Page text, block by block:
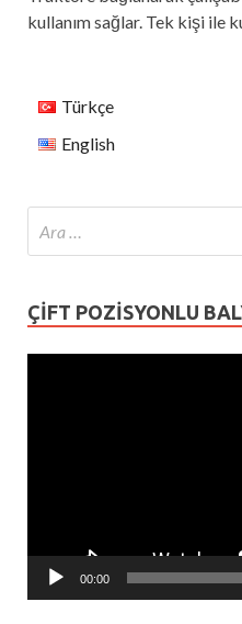
kullanım sağlar. Tek kişi ile
Türkçe
English
ÇIFT POZISYONLU
00:00